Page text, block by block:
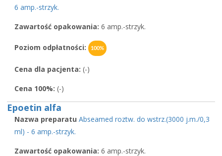
6 amp.-strzyk.
Zawartość opakowania: 6 amp.-strzyk.
Poziom odpłatności: 100%
Cena dla pacjenta: (-)
Cena 100%: (-)
Epoetin alfa
Nazwa preparatu Abseamed roztw. do wstrz.(3000 j.m./0,3
ml) - 6 amp.-strzyk.
Zawartość opakowania: 6 amp.-strzyk.